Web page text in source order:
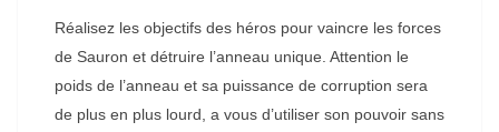
Réalisez les objectifs des héros pour vaincre les forces
de Sauron et détruire l’anneau unique. Attention le
poids de l’anneau et sa puissance de corruption sera
de plus en plus lourd, a vous d’utiliser son pouvoir sans